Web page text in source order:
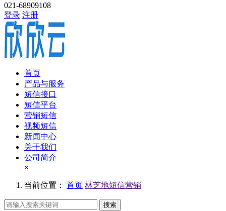
021-68909108
登录 注册
首页
产品与服务
短信接口
短信平台
营销短信
视频短信
新闻中心
关于我们
公司简介
×
当前位置： 首页 林芝地短信营销
搜索